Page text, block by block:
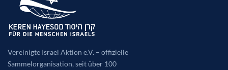
Vereinigte Israel Aktion e.V. – offizielle
Sammelorganisation, seit über 100